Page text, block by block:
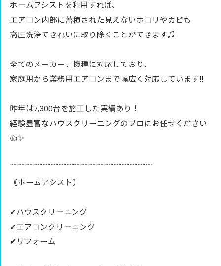
ホームアシストを利用すれば、
エアコン内部に蓄積された見えないホコリやカビも
高圧洗浄できれいに取り除くことができます♬
全てのメーカー、機種に対応しており、
家庭用から業務用エアコンまで幅広く対応しています‼︎
昨年は7,300台を施工した実績あり！
経験豊富なハウスクリーニングのプロにお任せください
👍✨
﹋﹋﹋﹋﹋﹋﹋﹋﹋﹋﹋﹋﹋﹋﹋﹋﹋﹋
｟ホームアシスト｠
✔︎ハウスクリーニング
✔︎エアコンクリーニング
✔︎リフォーム